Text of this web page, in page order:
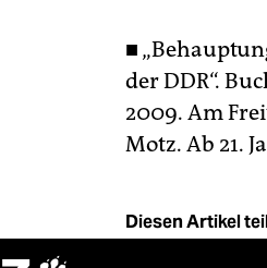
■
der DDR“.
2009. Am
Motz. Ab 21.
Diesen Artikel